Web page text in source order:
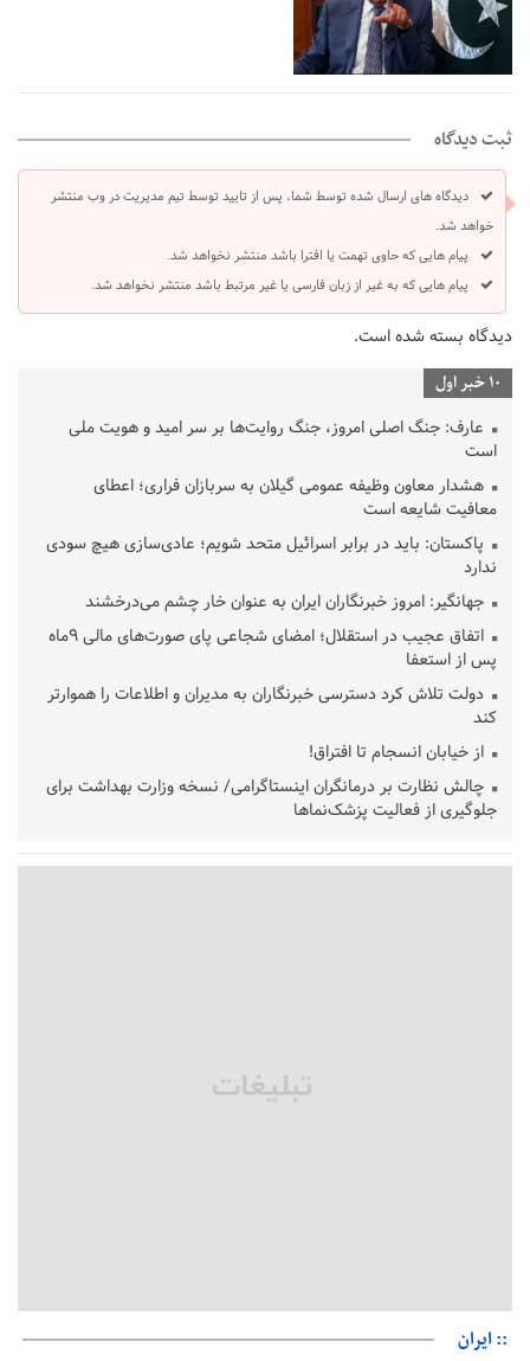
ثبت دیدگاه
دیدگاه های ارسال شده توسط شما، پس از تایید توسط تیم مدیریت در وب منتشر
خواهد شد.
پیام هایی که حاوی تهمت یا افترا باشد منتشر نخواهد شد.
پیام هایی که به غیر از زبان فارسی یا غیر مرتبط باشد منتشر نخواهد شد.
دیدگاه بسته شده است.
10 خبر اول
عارف: جنگ اصلی امروز، جنگ روایت‌ها بر سر امید و هویت ملی
است
هشدار معاون وظیفه عمومی گیلان به سربازان فراری؛ اعطای
معافیت شایعه است
پاکستان: باید در برابر اسرائیل متحد شویم؛ عادی‌سازی هیچ سودی
ندارد
جهانگیر: امروز خبرنگاران ایران به عنوان خار چشم می‌درخشند
اتفاق عجیب در استقلال؛ امضای شجاعی پای صورت‌های مالی ٩ماه
پس از استعفا
دولت تلاش کرد دسترسی خبرنگاران به مدیران و اطلاعات را هموارتر
کند
از خیابان انسجام تا افتراق!
چالش نظارت بر درمانگران اینستاگرامی/ نسخه وزارت بهداشت برای
جلوگیری از فعالیت پزشک‌نماها
امیر اکرمی‌نیا: ارتش کاملاً آماده است
:: ایران